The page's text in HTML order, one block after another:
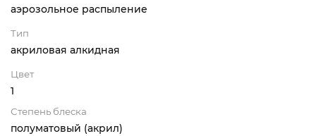
аэрозольное распыление
Тип
акриловая алкидная
Цвет
1
Степень блеска
полуматовый (акрил)